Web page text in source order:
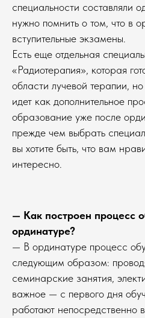
специальности составляли
нужно помнить о том, что в
вступительные экзамены.
Есть еще отдельная
«Радиотерапия», которая
области лучевой терапии,
идет как дополнительное
образование уже после
прежде чем выбрать
вы хотите быть, что вам
интересно.
— Как построен процесс
ординатуре?
— В ординатуре процесс
следующим образом:
семинарские занятия,
важное — с первого дня
работают непосредственно